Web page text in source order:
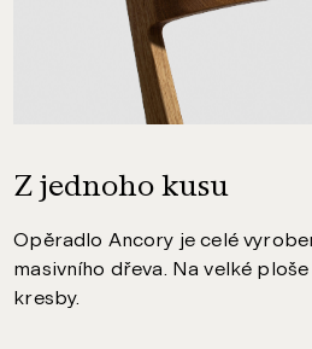
Z jednoho kusu
Opěradlo Ancory je celé
masivního dřeva. Na velké
kresby.